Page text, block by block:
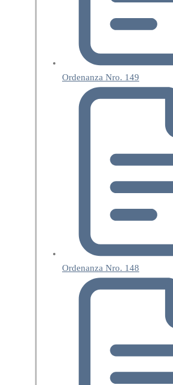
Ordenanza Nro. 149
Ordenanza Nro. 148